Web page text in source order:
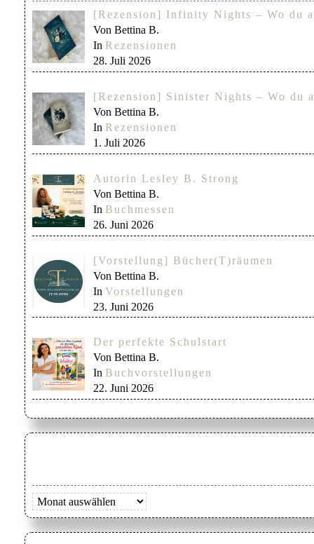
[Rezension] Infinity Nights – Wo du
Von Bettina B.
In Rezensionen
28. Juli 2026
[Rezension] Sinister Nights – Wo du
Von Bettina B.
In Rezensionen
1. Juli 2026
Autorin Lesley B. Strong
Von Bettina B.
In Buchmessen
26. Juni 2026
[Vorstellung] Bücher(T)räumen
Von Bettina B.
In Vorstellungen
23. Juni 2026
Der perfekte Schulstart
Von Bettina B.
In Buchvorstellungen
22. Juni 2026
Archiv